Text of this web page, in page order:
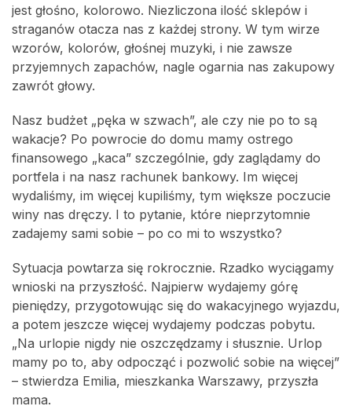
jest głośno, kolorowo. Niezliczona ilość sklepów i
straganów otacza nas z każdej strony. W tym wirze
wzorów, kolorów, głośnej muzyki, i nie zawsze
przyjemnych zapachów, nagle ogarnia nas zakupowy
zawrót głowy.
Nasz budżet „pęka w szwach”, ale czy nie po to są
wakacje? Po powrocie do domu mamy ostrego
finansowego „kaca” szczególnie, gdy zaglądamy do
portfela i na nasz rachunek bankowy. Im więcej
wydaliśmy, im więcej kupiliśmy, tym większe poczucie
winy nas dręczy. I to pytanie, które nieprzytomnie
zadajemy sami sobie – po co mi to wszystko?
Sytuacja powtarza się rokrocznie. Rzadko wyciągamy
wnioski na przyszłość. Najpierw wydajemy górę
pieniędzy, przygotowując się do wakacyjnego wyjazdu,
a potem jeszcze więcej wydajemy podczas pobytu.
„Na urlopie nigdy nie oszczędzamy i słusznie. Urlop
mamy po to, aby odpocząć i pozwolić sobie na więcej”
– stwierdza Emilia, mieszkanka Warszawy, przyszła
mama.